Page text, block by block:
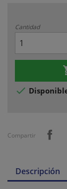
Cantidad

Compartir
Descripción